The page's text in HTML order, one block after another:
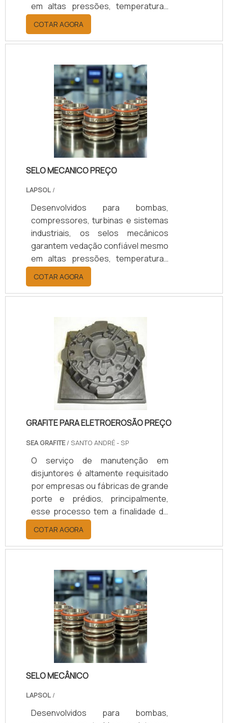
em altas pressões, temperaturas
elevadas e fluidos agressivos.
Oferecem redução de vazamentos,
maior durabilidade e eficiência
custo de manutenção e maior
segurança. Com 25 anos de
experiência, suporte técnico
especializado, certificação ISO 9001
e opções de personalização,
asseguramos o selo ideal para cada
aplicação.
COTAR AGORA
SELO MECANICO PREÇO
LAPSOL /
Desenvolvidos para bombas,
compressores, turbinas e sistemas
industriais, os selos mecânicos
garantem vedação confiável mesmo
em altas pressões, temperaturas
elevadas e fluidos agressivos.
Oferecem redução de vazamentos,
maior durabilidade e eficiência
custo de manutenção e maior
segurança. Com 25 anos de
experiência, suporte técnico
especializado, certificação ISO 9001
e opções de personalização,
asseguramos o selo ideal para cada
aplicação.
COTAR AGORA
GRAFITE PARA ELETROEROSÃO PREÇO
SEA GRAFITE/ SANTO ANDRÉ - SP
O serviço de manutenção em
disjuntores é altamente requisitado
por empresas ou fábricas de grande
porte e prédios, principalmente,
esse processo tem a finalidade de
realizar reparos nas instalações ou
até mesmo evitá-los. SAIBA MAIS
SOBRE A GARANTIA DE QUALIDADE E
serviço seja feito por uma empresa
experiente e conhecida, por isso o
contratante de fazer uma pesquisa
de mercado, para ter certeza que a
empresa tenha: Qualidade;
Segurança; Bom custo benefício;
Entre o.
COTAR AGORA
SELO MECÂNICO
LAPSOL /
Desenvolvidos para bombas,